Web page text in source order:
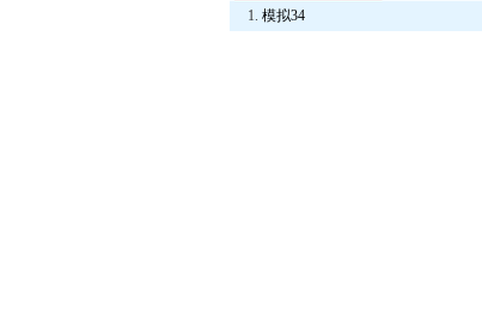
模拟34